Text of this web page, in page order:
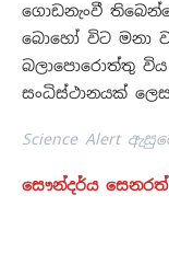
ගොඩනැංවී
බොහෝ විට මනා
බලාපොරොත්තු
සංධිස්ථානයක්
Science Alert
සෞන්දර්ය සෙනරත්